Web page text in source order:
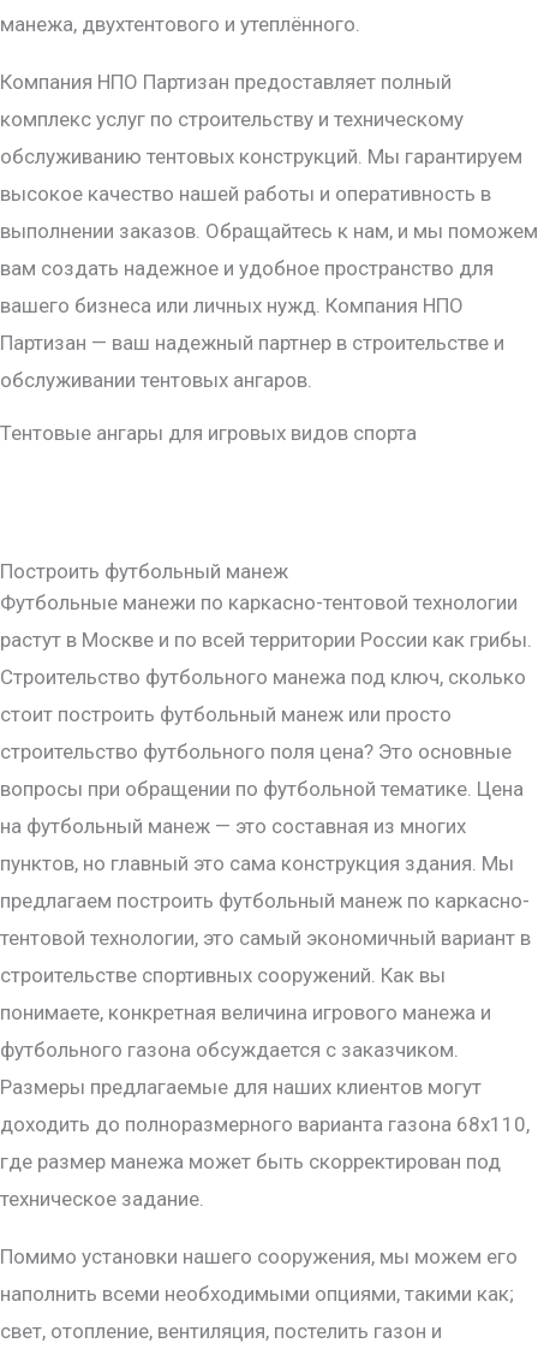
манежа, двухтентового и утеплённого.
Компания НПО Партизан предоставляет полный
комплекс услуг по строительству и техническому
обслуживанию тентовых конструкций. Мы гарантируем
высокое качество нашей работы и оперативность в
выполнении заказов. Обращайтесь к нам, и мы поможем
вам создать надежное и удобное пространство для
вашего бизнеса или личных нужд. Компания НПО
Партизан — ваш надежный партнер в строительстве и
обслуживании тентовых ангаров.
Тентовые ангары для игровых видов спорта
Построить футбольный манеж
Футбольные манежи по каркасно-тентовой технологии
растут в Москве и по всей территории России как грибы.
Строительство футбольного манежа под ключ, сколько
стоит построить футбольный манеж или просто
строительство футбольного поля цена? Это основные
вопросы при обращении по футбольной тематике. Цена
на футбольный манеж — это составная из многих
пунктов, но главный это сама конструкция здания. Мы
предлагаем построить футбольный манеж по каркасно-
тентовой технологии, это самый экономичный вариант в
строительстве спортивных сооружений. Как вы
понимаете, конкретная величина игрового манежа и
футбольного газона обсуждается с заказчиком.
Размеры предлагаемые для наших клиентов могут
доходить до полноразмерного варианта газона 68х110,
где размер манежа может быть скорректирован под
техническое задание.
Помимо установки нашего сооружения, мы можем его
наполнить всеми необходимыми опциями, такими как;
свет, отопление, вентиляция, постелить газон и